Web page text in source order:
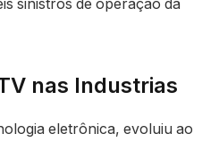
sinistros de operação da
nas Industrias
eletrônica, evoluiu ao